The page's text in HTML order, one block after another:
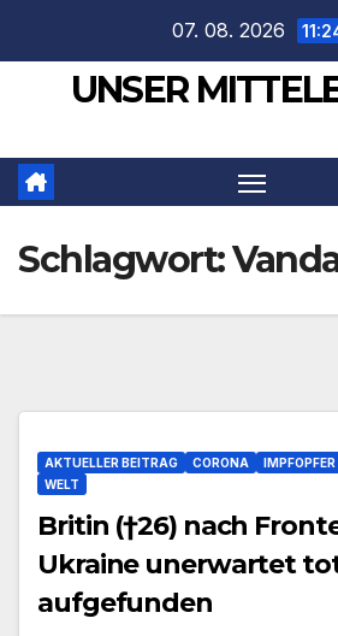
springen
07. 08. 2026
UNSER
Schlagwort:
AKTUELLER BEITRAG CORONA IMPFOPFER
WELT
Britin (†26) nach
Ukraine unerwartet
aufgefunden